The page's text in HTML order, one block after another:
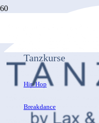
Tanzkurse
Hip Hop
Breakdance